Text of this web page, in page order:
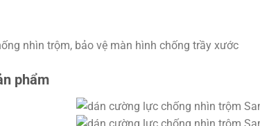
nhìn trộm, bảo vệ màn hình chống trầy xước
phẩm